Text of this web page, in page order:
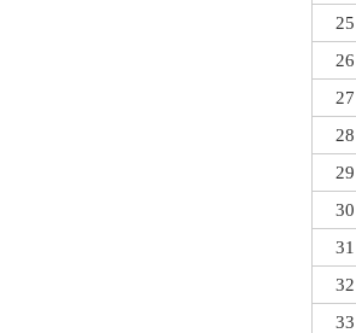
25
26
27
28
29
30
31
32
33